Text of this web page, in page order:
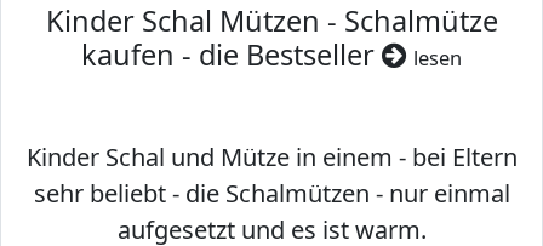
Kinder Schal Mützen - Schalmütze
kaufen - die Bestseller
lesen
Kinder Schal und Mütze in einem - bei Eltern
sehr beliebt - die Schalmützen - nur einmal
aufgesetzt und es ist warm.